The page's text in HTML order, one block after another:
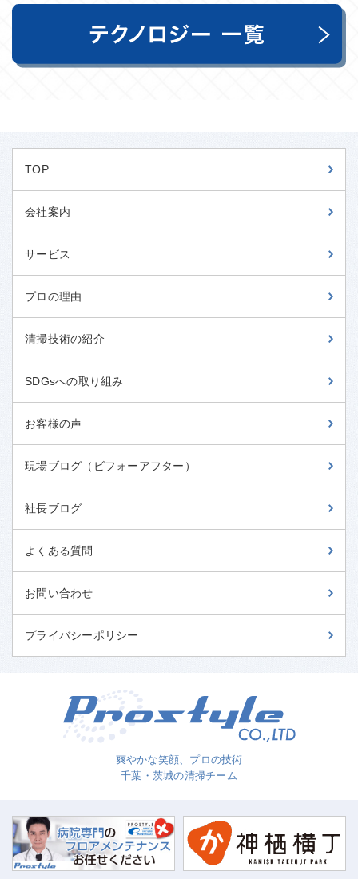
TOP
会社案内
サービス
プロの理由
清掃技術の紹介
SDGsへの取り組み
お客様の声
現場ブログ（ビフォーアフター）
社長ブログ
よくある質問
お問い合わせ
プライバシーポリシー
爽やかな笑顔、プロの技術
千葉・茨城の清掃チーム